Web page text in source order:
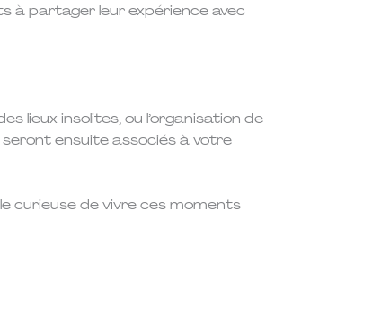
à partager leur expérience avec
lieux insolites, ou l’organisation de
seront ensuite associés à votre
curieuse de vivre ces moments